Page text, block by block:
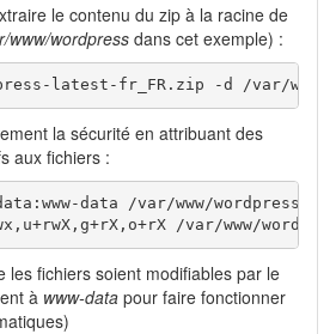
le contenu du zip à la racine de
www/wordpressdans cet exemple) :
latest-fr_FR.zip -d /var/www
la sécurité en attribuant des
aux fichiers :
data /var/www/wordpress -R
/var/www/
les fichiers soient modifiables par le
à www-data pour faire fonctionner